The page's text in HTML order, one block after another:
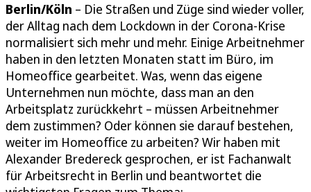
Berlin/Köln – Die Straßen und Züge sind wieder voller,
der Alltag nach dem Lockdown in der Corona-Krise
normalisiert sich mehr und mehr. Einige Arbeitnehmer
haben in den letzten Monaten statt im Büro, im
Homeoffice gearbeitet. Was, wenn das eigene
Unternehmen nun möchte, dass man an den
Arbeitsplatz zurückkehrt – müssen Arbeitnehmer
dem zustimmen? Oder können sie darauf bestehen,
weiter im Homeoffice zu arbeiten? Wir haben mit
Alexander Bredereck gesprochen, er ist Fachanwalt
für Arbeitsrecht in Berlin und beantwortet die